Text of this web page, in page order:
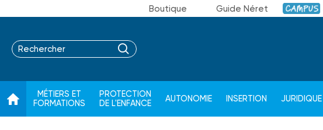
Boutique Guide Néret Campus
MÉTIERS ET
FORMATIONS
PROTECTION
DE L'ENFANCE
AUTONOMIE INSERTION JURIDIQUE